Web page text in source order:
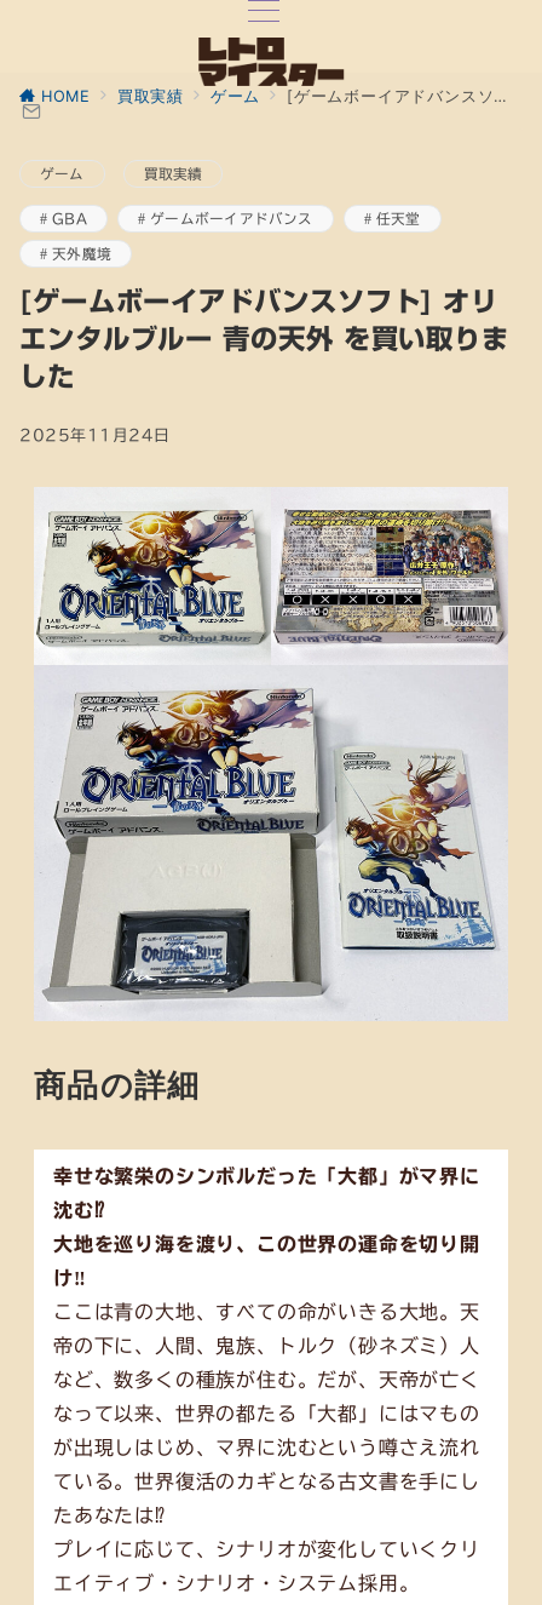
HOME 買取実績 ゲーム [ゲームボーイアドバンスソフト] オリエンタルブルー 青の天外 を買い取りました
ゲーム 買取実績
GBA ゲームボーイアドバンス 任天堂
天外魔境
[ゲームボーイアドバンスソフト] オリ
エンタルブルー 青の天外 を買い取りま
した
2025年11月24日
商品の詳細
幸せな繁栄のシンボルだった「大都」がマ界に
沈む⁉
大地を巡り海を渡り、この世界の運命を切り開
け‼
ここは青の大地、すべての命がいきる大地。天
帝の下に、人間、鬼族、トルク（砂ネズミ）人
など、数多くの種族が住む。だが、天帝が亡く
なって以来、世界の都たる「大都」にはマもの
が出現しはじめ、マ界に沈むという噂さえ流れ
ている。世界復活のカギとなる古文書を手にし
たあなたは⁉
プレイに応じて、シナリオが変化していくクリ
エイティブ・シナリオ・システム採用。